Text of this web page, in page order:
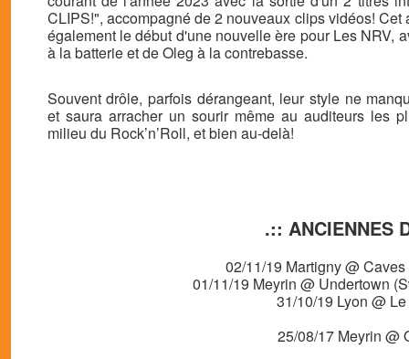
CLIPS!", accompagné de 2 nouveaux clips vidéos! Cet
également le début d'une nouvelle ère pour Les NRV,
à la batterie et de Oleg à la contrebasse.
Souvent drôle, parfois dérangeant, leur style ne
et saura arracher un sourir même au auditeurs les
milieu du Rock’n’Roll, et bien au-delà!
02/11/19 Martigny @
01/11/19 Meyrin @ Undertown
31/10/19 Lyon @
25/08/17 Meyrin @
.:: ANCIENNES